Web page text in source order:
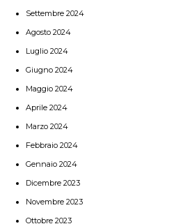
Settembre 2024
Agosto 2024
Luglio 2024
Giugno 2024
Maggio 2024
Aprile 2024
Marzo 2024
Febbraio 2024
Gennaio 2024
Dicembre 2023
Novembre 2023
Ottobre 2023